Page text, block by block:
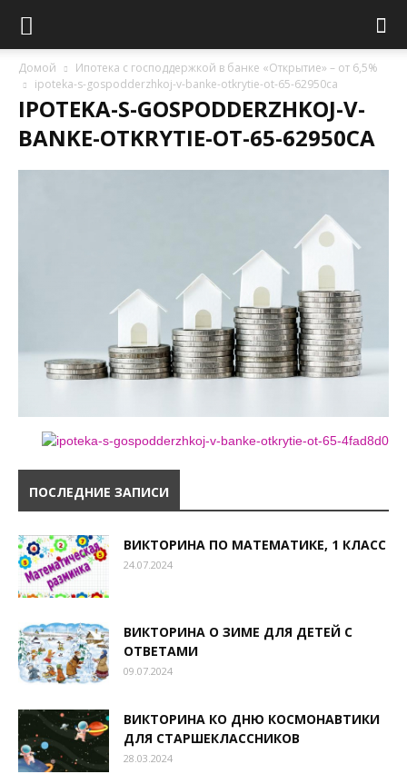
Домой
Ипотека с господдержкой в банке «Открытие» – от 6,5%
ipoteka-s-gospodderzhkoj-v-banke-otkrytie-ot-65-62950ca
IPOTEKA-S-GOSPODDERZHKOJ-V-
BANKE-OTKRYTIE-OT-65-62950CA
ПОСЛЕДНИЕ ЗАПИСИ
ВИКТОРИНА ПО МАТЕМАТИКЕ, 1 КЛАСС
24.07.2024
ВИКТОРИНА О ЗИМЕ ДЛЯ ДЕТЕЙ С
ОТВЕТАМИ
09.07.2024
ВИКТОРИНА КО ДНЮ КОСМОНАВТИКИ
ДЛЯ СТАРШЕКЛАССНИКОВ
28.03.2024